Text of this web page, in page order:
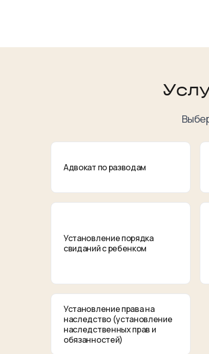
Адвокат по разводам
Установление порядка
свиданий с ребенком
Установление права на
наследство (установление
наследственных прав и
обязанностей)